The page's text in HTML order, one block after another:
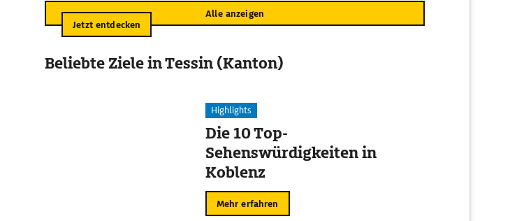
Alle anzeigen
Jetzt entdecken
Beliebte Ziele in Tessin (Kanton)
Highlights
Die 10 Top-
Sehenswürdigkeiten in
Koblenz
Mehr erfahren